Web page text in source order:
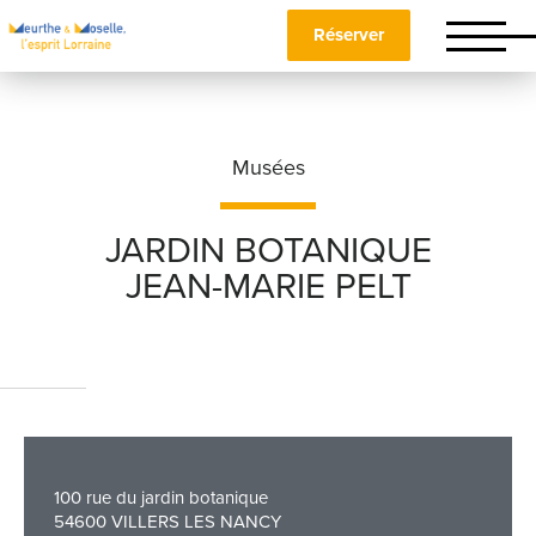
Réserver
Musées
JARDIN BOTANIQUE
JEAN-MARIE PELT
100 rue du jardin botanique
54600 VILLERS LES NANCY
Téléphone